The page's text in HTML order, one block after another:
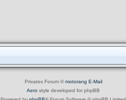
Privates Forum ©motorang E-Mail
Aero style developed for phpBB